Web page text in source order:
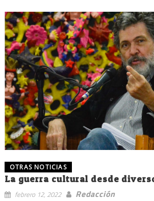
OTRAS NOTICIAS
La guerra cultural desde
febrero 12, 2022
Redacción